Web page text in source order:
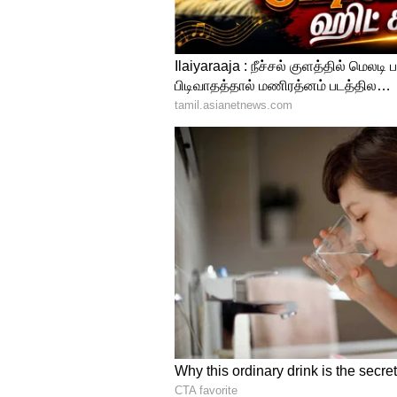
Kolkata Knight Riders
இவரைத் தொடர்ந்து இன்று தனது 21ஆவது
அவர், ஒரு பவுண்டரி, ஒரு சிக்ஸர்
எய்டன் மார்க்ரம் 23 பந்துகளில் 3
5